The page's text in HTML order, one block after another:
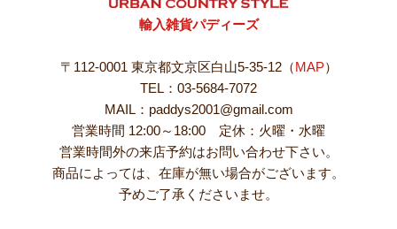
輸入雑貨パディーズ
〒112-0001 東京都文京区白山5-35-12（MAP）
TEL：03-5684-7072
MAIL：paddys2001@gmail.com
営業時間 12:00～18:00 定休：火曜・水曜
営業時間外の来店予約はお問い合わせ下さい。
商品によっては、在庫が無い場合がございます。
予めご了承くださいませ。